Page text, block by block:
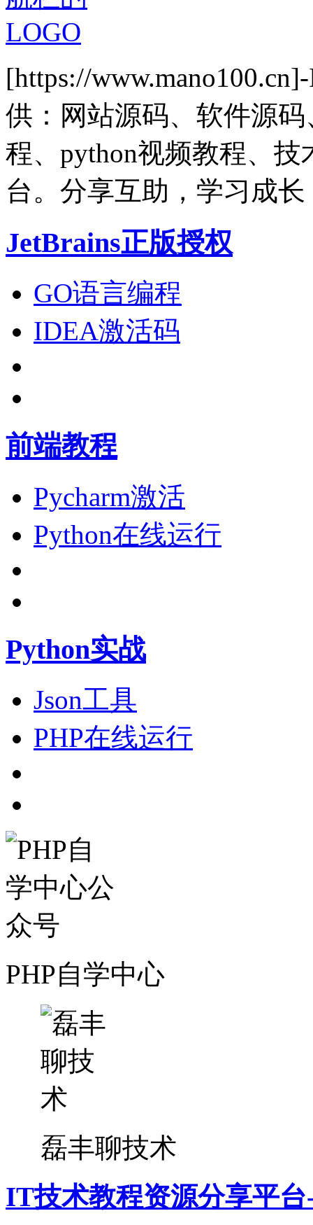
[https://
供：网站源码、软件源
程、python视频教程、
台。分享互助，学习成长
JetBrains正版授权
GO语言编程
IDEA激活码
前端教程
Pycharm激活
Python在线运行
Python实战
Json工具
PHP在线运行
PHP自学中心
磊丰聊技术
IT技术教程资源分享平